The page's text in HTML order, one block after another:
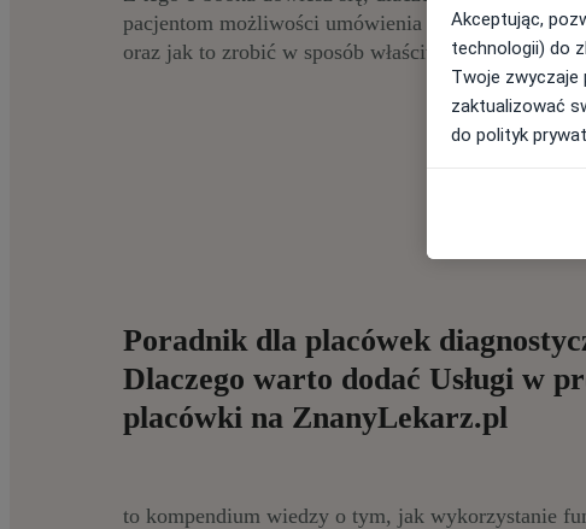
pacjentom możliwości umówienia się na konkretne
oraz jak to zrobić w sposób właściwy i skuteczny.
Poradnik dla placówek
Dlaczego warto dodać Usługi w
placówki na ZnanyLekarz.pl
to kompendium wiedzy o tym, jak wykorzystanie
Akceptując,
technologii) do
Twoje zwyczaje
zaktualizować
do polityk